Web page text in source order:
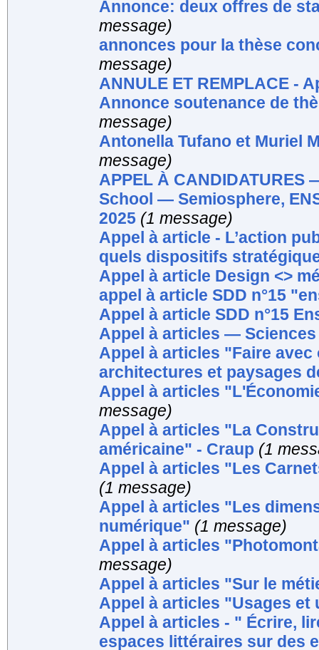
Annonce: deux offres de
message)
annonces pour la thèse
message)
ANNULE ET REMPLACE -
Annonce soutenance de
message)
Antonella Tufano et Muriel
message)
APPEL À
School — Semiosphere,
2025 (1 message)
Appel à article - L’action
quels dispositifs
Appel à article Design <>
appel à article SDD n°15
Appel à article SDD n°15
Appel à articles — Sciences
Appel à articles "Faire
architectures et paysages
Appel à articles
message)
Appel à articles "La
américaine" - Craup (1
Appel à articles "Les
(1 message)
Appel à articles "Les
numérique" (1 message)
Appel à articles
message)
Appel à articles "Sur le
Appel à articles "Usages et
Appel à articles - " Écrire,
espaces littéraires sur des